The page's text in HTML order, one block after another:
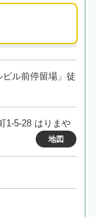
ル前停留場」徒
1-5-28 はりまや
地図